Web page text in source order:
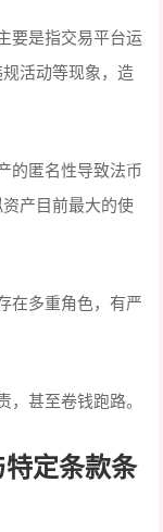
要是指交易平台运
活动等现象，造
的匿名性导致法币
产目前最大的使
在多重角色，有严
甚至卷钱跑路。
定条款条